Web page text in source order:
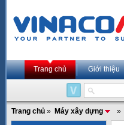
Trang chủ Giới thiệu
Trang chủ » Máy xây dựng »